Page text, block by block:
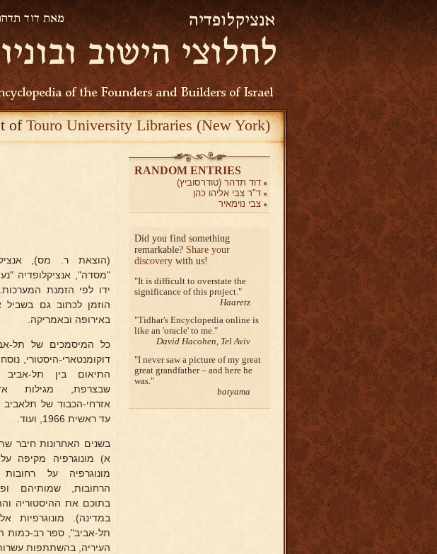
ofTouro University Libraries (New York)
(הוצאת ר. מס),
"מסדה", אנציקלופדיה
ידו לפי הזמנת
הוזמן לכתוב גם בשביל
באירופה ובאמריקה.
כל המיסמכים של תל-
דוקומנטארי-היסטורי,
התיאום בין תל-אביב
שבצרפת, מגילות
עד ראשית 1966, ועוד.
בשנים האחרונות חיבר
א) מונוגרפיה מקיפה
מונוגרפיה על
הרחובות, שמותיהם
בתוכם את ההיסטוריה
במדינה). מונוגרפיות
תל-אביב", ספר רב-כמות
העיריה, בהשתתפות
RANDOM ENTRIES
דוד תדהר (טודרסוביץ)
ד"ר צבי אליהו כהן
צבי נוימאיר
Did you find something
remarkable? Share your
discovery with us!
It is difficult to overstate the
significance of this project.
Haaretz
Tidhar's Encyclopedia online is
like an 'oracle' to me.
David Hacohen, Tel Aviv
I never saw a picture of my great
great grandfather – and here he
was.
batyama